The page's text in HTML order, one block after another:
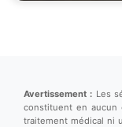
Avertissement : Les
constituent en aucun
traitement médical ni